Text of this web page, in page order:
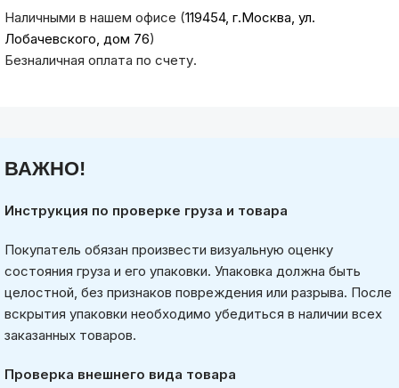
Наличными в нашем офисе (119454, г.Москва, ул.
Лобачевского, дом 76)
Безналичная оплата по счету.
ВАЖНО!
Инструкция по проверке груза и товара
Покупатель обязан произвести визуальную оценку
состояния груза и его упаковки. Упаковка должна быть
целостной, без признаков повреждения или разрыва. После
вскрытия упаковки необходимо убедиться в наличии всех
заказанных товаров.
Проверка внешнего вида товара